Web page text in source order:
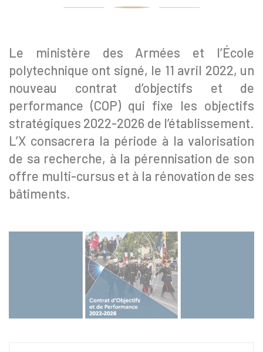
Le ministère des Armées et l’École
polytechnique ont signé, le 11 avril 2022, un
nouveau contrat d’objectifs et de
performance (COP) qui fixe les objectifs
stratégiques 2022-2026 de l’établissement.
L’X consacrera la période à la valorisation
de sa recherche, à la pérennisation de son
offre multi-cursus et à la rénovation de ses
bâtiments.